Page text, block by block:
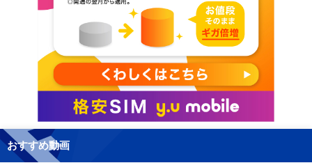
おすすめ動画